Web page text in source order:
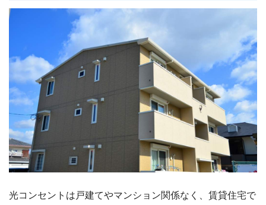
光コンセントは戸建てやマンション関係なく、賃貸住宅で